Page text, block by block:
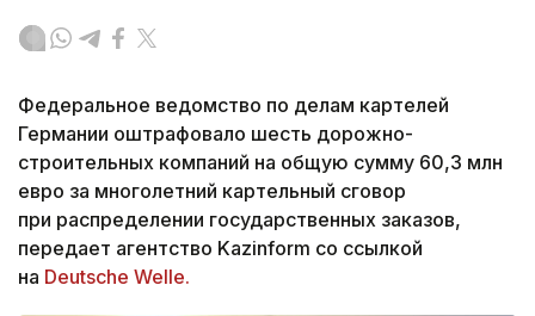
Федеральное ведомство по делам картелей
Германии оштрафовало шесть дорожно-
строительных компаний на общую сумму 60,3 млн
евро за многолетний картельный сговор
при распределении государственных заказов,
передает агентство Kazinform со ссылкой
на Deutsche Welle.